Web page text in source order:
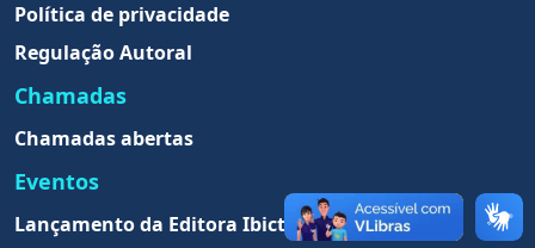
Política de privacidade
Regulação Autoral
Chamadas
Chamadas abertas
Eventos
Lançamento da Editora Ibict